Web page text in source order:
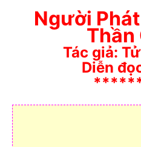
Người
Thần
Tác giả:
Diễn